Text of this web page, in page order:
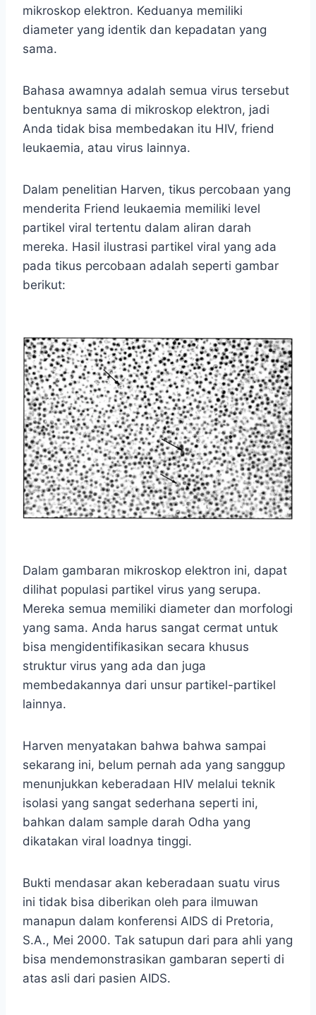
mikroskop elektron. Keduanya memiliki
diameter yang identik dan kepadatan yang
sama.
Bahasa awamnya adalah semua virus tersebut
bentuknya sama di mikroskop elektron, jadi
Anda tidak bisa membedakan itu HIV, friend
leukaemia, atau virus lainnya.
Dalam penelitian Harven, tikus percobaan yang
menderita Friend leukaemia memiliki level
partikel viral tertentu dalam aliran darah
mereka. Hasil ilustrasi partikel viral yang ada
pada tikus percobaan adalah seperti gambar
berikut:
Dalam gambaran mikroskop elektron ini, dapat
dilihat populasi partikel virus yang serupa.
Mereka semua memiliki diameter dan morfologi
yang sama. Anda harus sangat cermat untuk
bisa mengidentifikasikan secara khusus
struktur virus yang ada dan juga
membedakannya dari unsur partikel-partikel
lainnya.
Harven menyatakan bahwa bahwa sampai
sekarang ini, belum pernah ada yang sanggup
menunjukkan keberadaan HIV melalui teknik
isolasi yang sangat sederhana seperti ini,
bahkan dalam sample darah Odha yang
dikatakan viral loadnya tinggi.
Bukti mendasar akan keberadaan suatu virus
ini tidak bisa diberikan oleh para ilmuwan
manapun dalam konferensi AIDS di Pretoria,
S.A., Mei 2000. Tak satupun dari para ahli yang
bisa mendemonstrasikan gambaran seperti di
atas asli dari pasien AIDS.